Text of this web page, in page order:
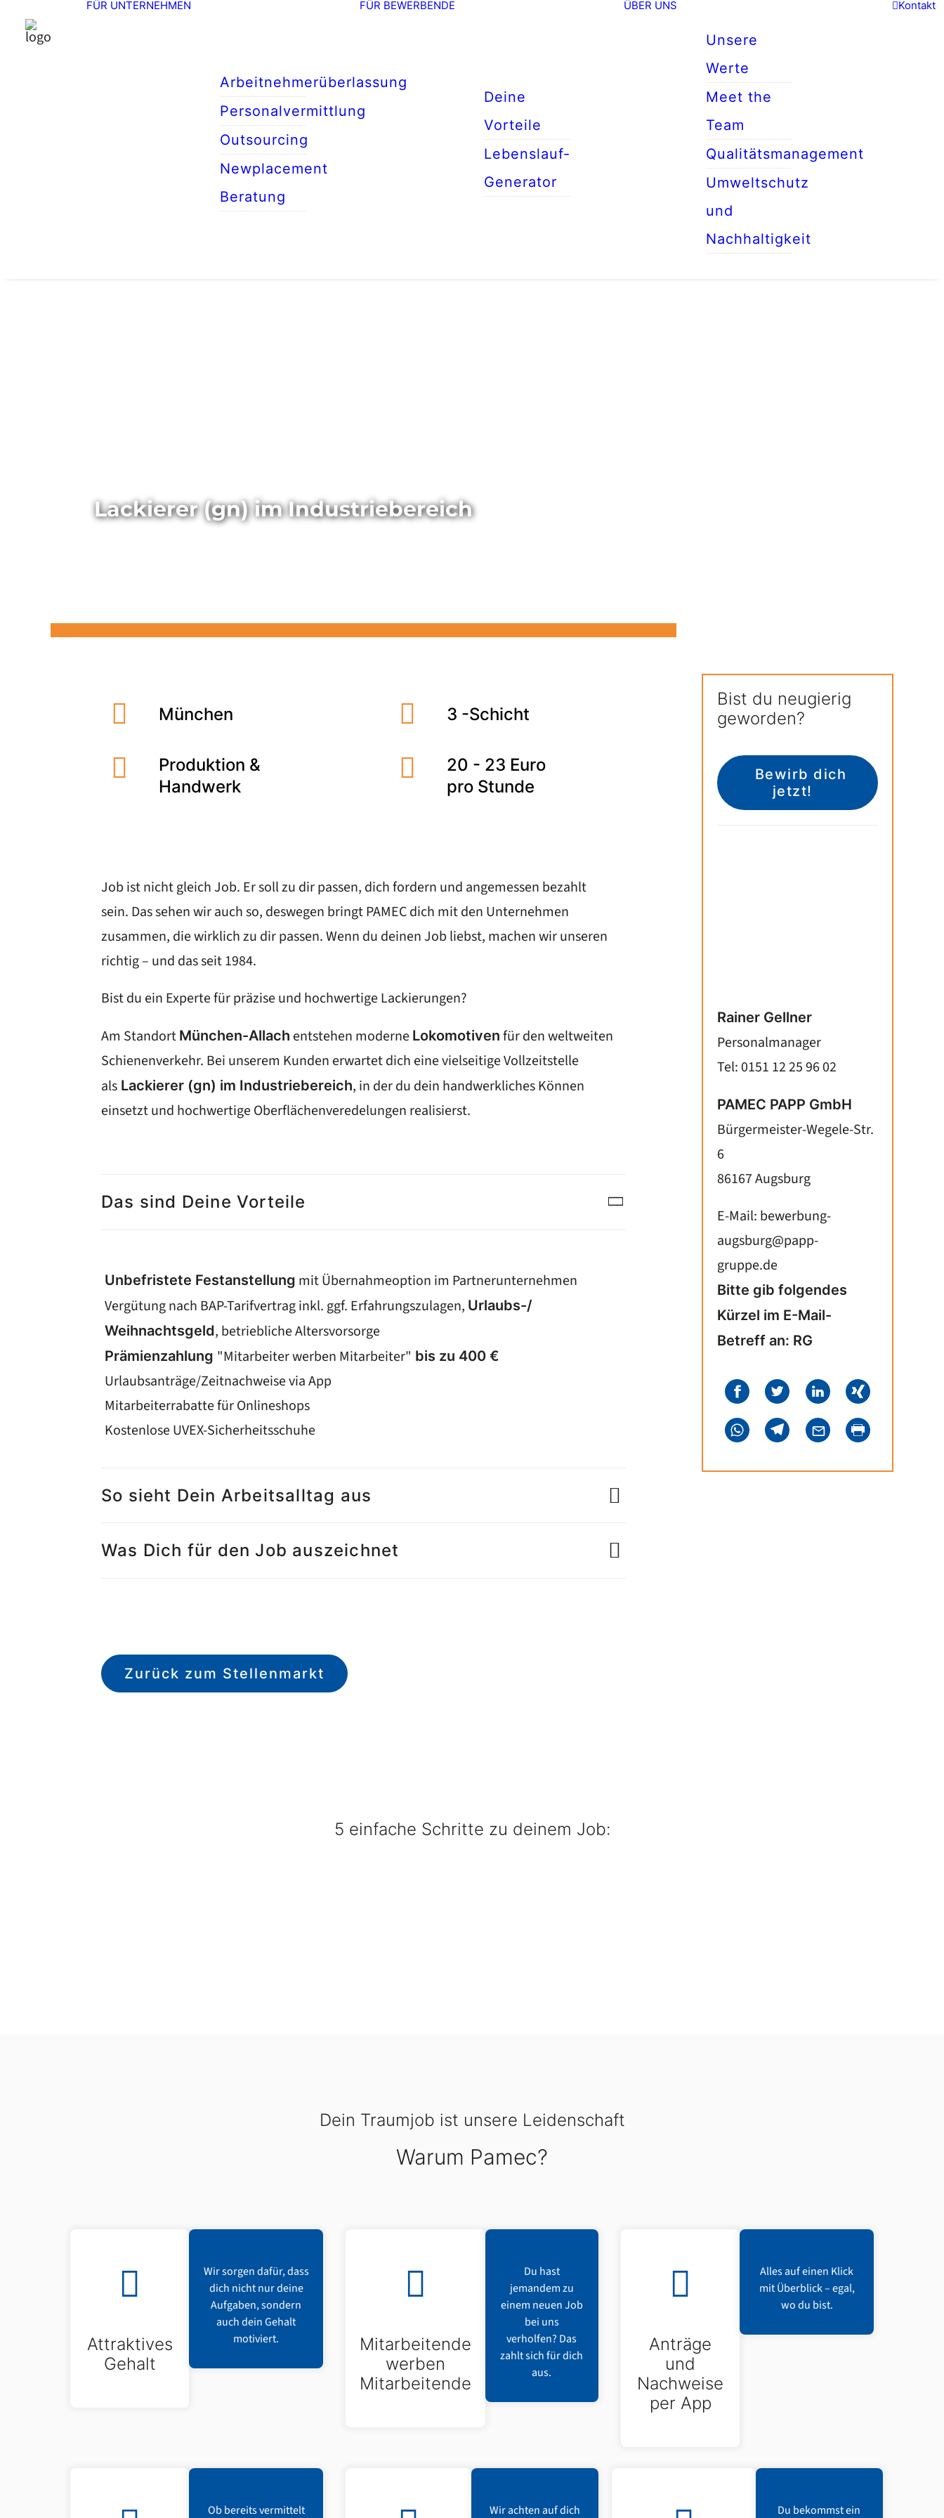
FÜR UNTERNEHMEN
Arbeitnehmerüberlassung
Personalvermittlung
Outsourcing
Newplacement
Beratung
FÜR BEWERBENDE
Deine
Vorteile
Lebenslauf-
Generator
ÜBER UNS
Unsere
Werte
Meet the
Team
Qualitätsmanagement
Umweltschutz
und
Nachhaltigkeit
Kontakt
Lackierer (gn) im Industriebereich
München
Produktion &
Handwerk
3 -Schicht
20 - 23 Euro
pro Stunde
Job ist nicht gleich Job. Er soll zu dir passen, dich fordern und angemessen bezahlt
sein. Das sehen wir auch so, deswegen bringt PAMEC dich mit den Unternehmen
zusammen, die wirklich zu dir passen. Wenn du deinen Job liebst, machen wir unseren
richtig – und das seit 1984.
Bist du ein Experte für präzise und hochwertige Lackierungen?
Am Standort München-Allach entstehen moderne Lokomotiven für den weltweiten
Schienenverkehr. Bei unserem Kunden erwartet dich eine vielseitige Vollzeitstelle
als Lackierer (gn) im Industriebereich, in der du dein handwerkliches Können
einsetzt und hochwertige Oberflächenveredelungen realisierst.
Das sind Deine Vorteile
Unbefristete Festanstellung mit Übernahmeoption im Partnerunternehmen
Vergütung nach BAP-Tarifvertrag inkl. ggf. Erfahrungszulagen, Urlaubs-/
Weihnachtsgeld, betriebliche Altersvorsorge
Prämienzahlung "Mitarbeiter werben Mitarbeiter" bis zu 400 €
Urlaubsanträge/Zeitnachweise via App
Mitarbeiterrabatte für Onlineshops
Kostenlose UVEX-Sicherheitsschuhe
So sieht Dein Arbeitsalltag aus
Was Dich für den Job auszeichnet
Zurück zum Stellenmarkt
Bist du neugierig
geworden?
Bewirb dich
jetzt!
Rainer Gellner
Personalmanager
Tel: 0151 12 25 96 02
PAMEC PAPP GmbH
Bürgermeister-Wegele-Str.
6
86167 Augsburg
E-Mail: bewerbung-
augsburg@papp-
gruppe.de
Bitte gib folgendes
Kürzel im E-Mail-
Betreff an: RG
5 einfache Schritte zu deinem Job:
Dein Traumjob ist unsere Leidenschaft
Warum Pamec?
Attraktives
Gehalt
Wir sorgen dafür, dass
dich nicht nur deine
Aufgaben, sondern
auch dein Gehalt
motiviert.
Mitarbeitende
werben
Mitarbeitende
Du hast
jemandem zu
einem neuen Job
bei uns
verholfen? Das
zahlt sich für dich
aus.
Anträge
und
Nachweise
per App
Alles auf einen Klick
mit Überblick – egal,
wo du bist.
Ob bereits vermittelt Wir achten auf dich Du bekommst ein